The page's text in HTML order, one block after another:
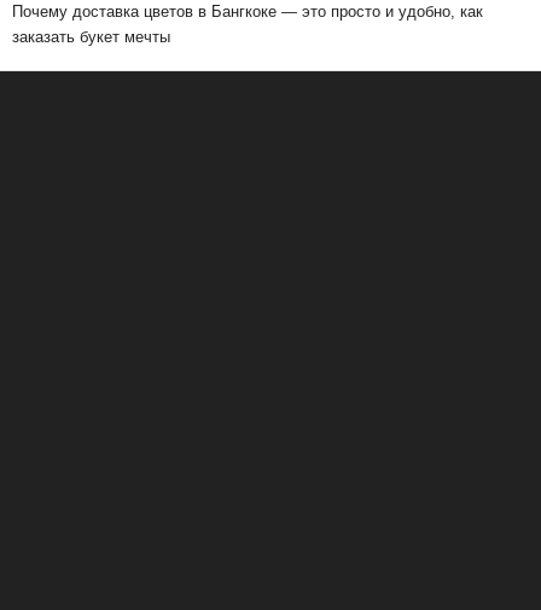
Почему доставка цветов в Бангкоке — это просто и удобно, как
заказать букет мечты